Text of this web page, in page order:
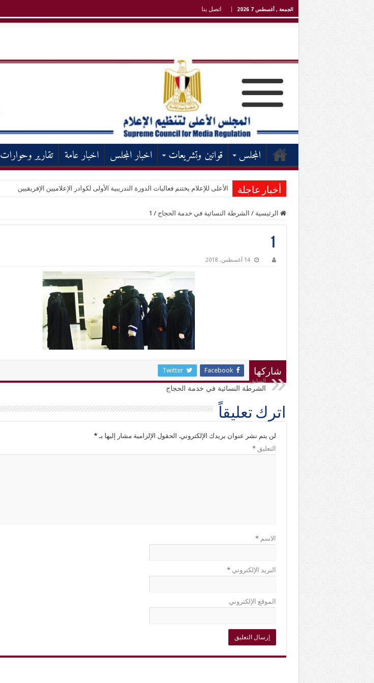
الجمعة , أغسطس 7 2026 اتصل بنا
المجلس قوانين وتشريعات اخبار المجلس اخبار عامة تقارير وحوارات
أخبار عاجلة الأعلى للإعلام يختتم فعاليات الدورة التدريبية الأولى لكوادر الإعلاميين الإفريقيين
الرئيسية / الشرطة النسائية في خدمة الحجاج /
1
1
14 أغسطس، 2018
شاركها Facebook
Twitter
السابق
الشرطة النسائية في خدمة الحجاج
اترك تعليقاً
لن يتم نشر عنوان بريدك الإلكتروني. الحقول الإلزامية مشار إليها بـ*
التعليق*
الاسم*
البريد الإلكتروني*
الموقع الإلكتروني